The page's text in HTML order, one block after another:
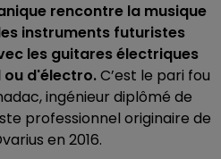
rencontre la musique
instruments futuristes
les guitares électriques
ou d'électro.C’est le pari fou
ingénieur diplômé de
professionnel originaire de
en 2016.